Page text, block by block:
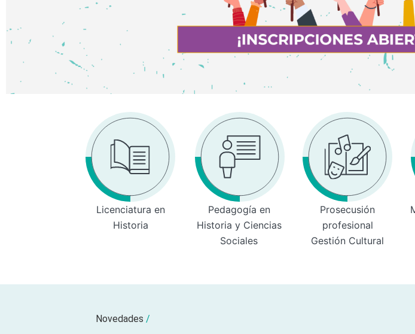
Licenciatura en
Historia
Pedagogía en
Historia y Ciencias
Sociales
Prosecusión
profesional
Gestión Cultural
Novedades /